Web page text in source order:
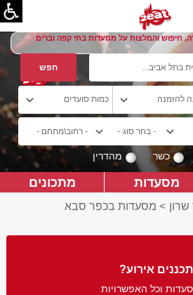
חיפוש והמלצות על מסעדות בתי קפה וברים
כשר מהדרין
מסעדות מתכונים
> מסעדות בכפר סבא
אירוע?
וכל האפשרויות